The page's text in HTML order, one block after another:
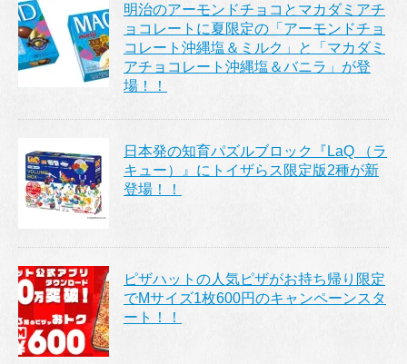
明治のアーモンドチョコとマカダミアチ
ョコレートに夏限定の「アーモンドチョ
コレート沖縄塩＆ミルク」と「マカダミ
アチョコレート沖縄塩＆バニラ」が登
場！！
日本発の知育パズルブロック『LaQ （ラ
キュー）』にトイザらス限定版2種が新
登場！！
ピザハットの人気ピザがお持ち帰り限定
でMサイズ1枚600円のキャンペーンスタ
ート！！